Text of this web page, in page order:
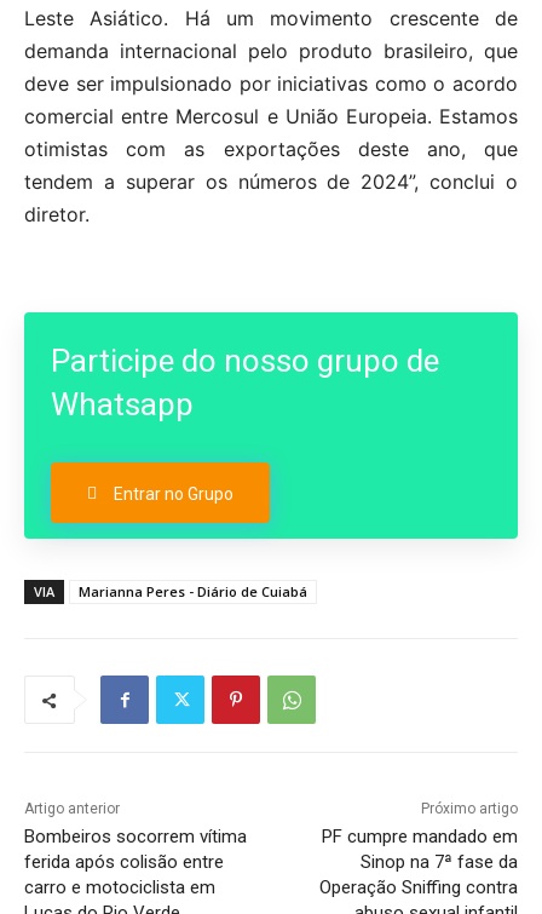
Leste Asiático. Há um movimento crescente de
demanda internacional pelo produto brasileiro, que
deve ser impulsionado por iniciativas como o acordo
comercial entre Mercosul e União Europeia. Estamos
otimistas com as exportações deste ano, que
tendem a superar os números de 2024”, conclui o
diretor.
Participe do nosso grupo de
Whatsapp
Entrar no Grupo
VIA Marianna Peres - Diário de Cuiabá
Artigo anterior
Bombeiros socorrem vítima
ferida após colisão entre
carro e motociclista em
Próximo artigo
PF cumpre mandado em
Sinop na 7ª fase da
Operação Sniffing contra